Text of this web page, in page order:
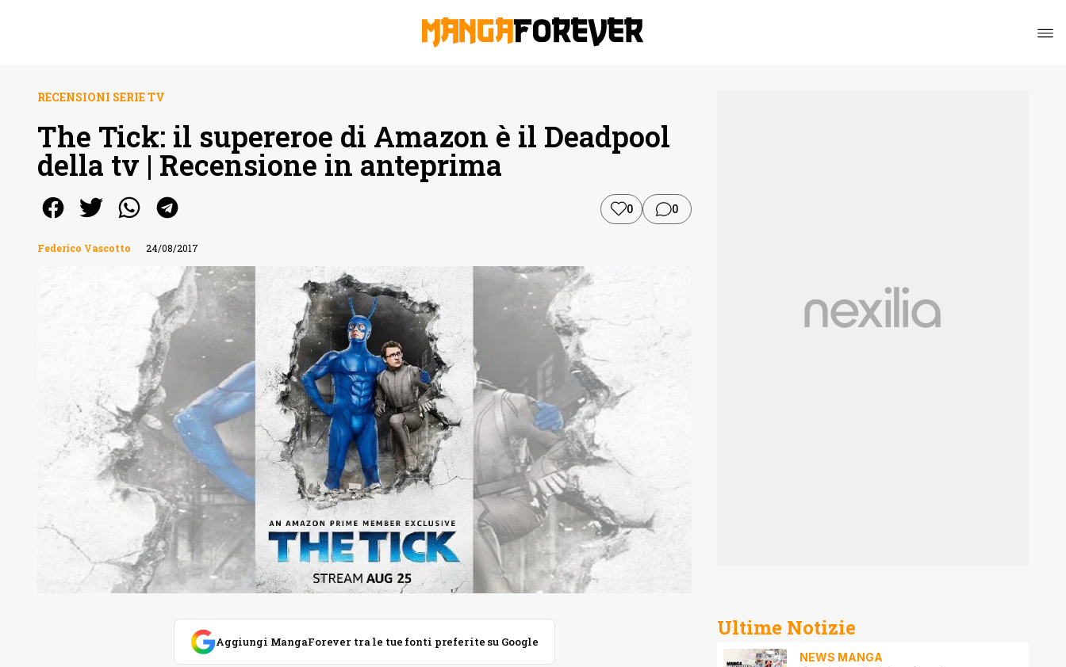
RECENSIONI SERIE TV
The Tick: il supereroe di Amazon è il Deadpool
della tv | Recensione in anteprima
0 0
Federico Vascotto 24/08/2017
Aggiungi MangaForever tra le tue fonti preferite su Google
Ultime Notizie
NEWS MANGA